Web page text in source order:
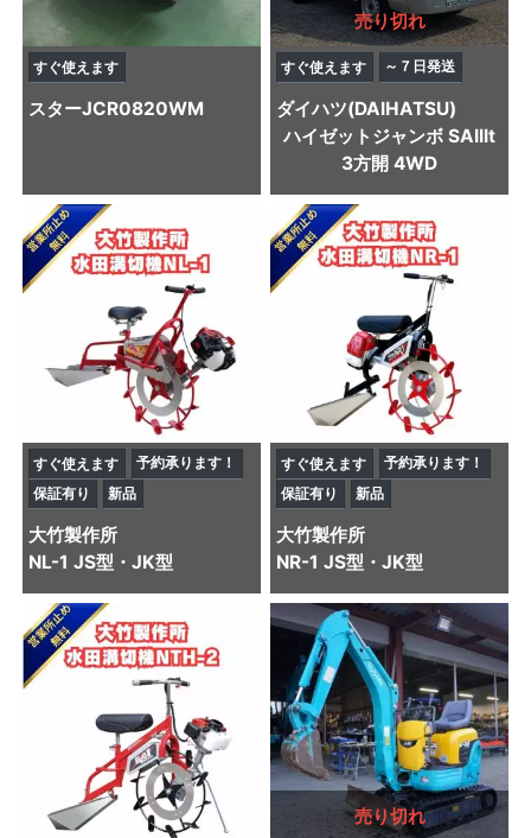
すぐ使えます
スターJCR0820WM
売り切れ
すぐ使えます ～７日発送
ダイハツ(DAIHATSU)
ハイゼットジャンボ SAIIIt
3方開 4WD
すぐ使えます
予約承ります！
保証有り
新品
大竹製作所
NL-1 JS型・JK型
すぐ使えます
予約承ります！
保証有り
新品
大竹製作所
NR-1 JS型・JK型
売り切れ